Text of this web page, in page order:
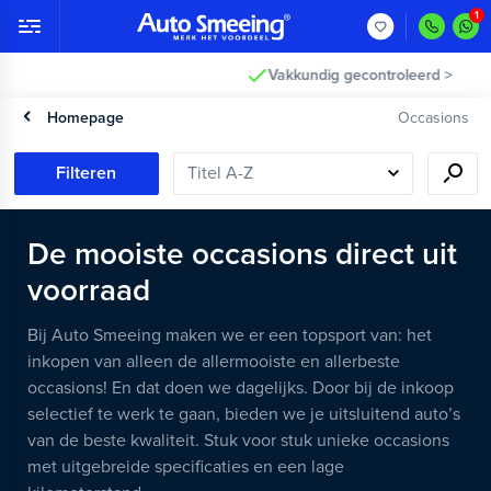
Vakkundig gecontroleerd >
Homepage Occasions
Filteren
De mooiste occasions direct uit
voorraad
Bij Auto Smeeing maken we er een topsport van: het
inkopen van alleen de allermooiste en allerbeste
occasions! En dat doen we dagelijks. Door bij de inkoop
selectief te werk te gaan, bieden we je uitsluitend auto’s
van de beste kwaliteit. Stuk voor stuk unieke occasions
met uitgebreide specificaties en een lage